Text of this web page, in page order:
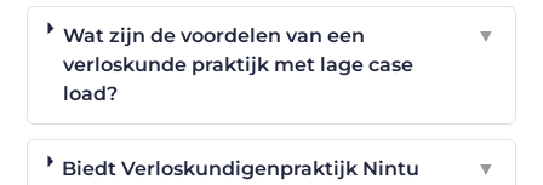
Wat zijn de voordelen van een
verloskunde praktijk met lage case
load?
▼
Biedt Verloskundigenpraktijk Nintu
▼